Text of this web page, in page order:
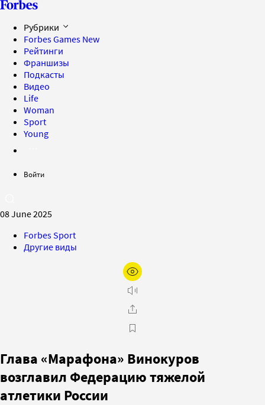
Рубрики
Forbes Games New
Рейтинги
Франшизы
Подкасты
Видео
Life
Woman
Sport
Young
Войти
08 June 2025
Forbes Sport
Другие виды
Глава «Марафона» Винокуров
возглавил Федерацию тяжелой
атлетики России